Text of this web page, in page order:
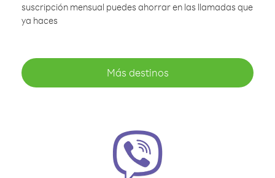
suscripción mensual puedes ahorrar en las llamadas que
ya haces
Más destinos